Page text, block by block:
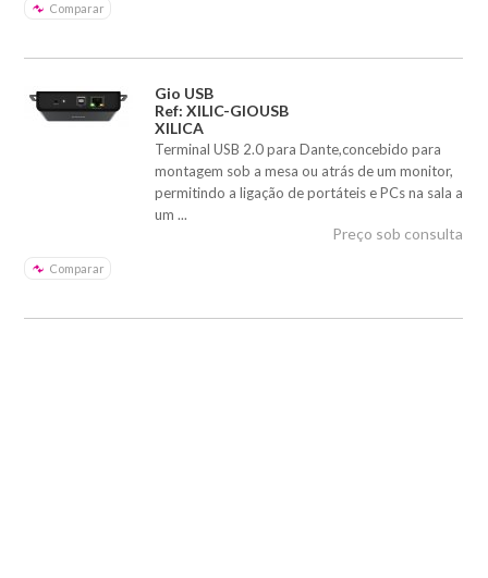
Comparar
Gio USB
Ref: XILIC-GIOUSB
XILICA
Terminal USB 2.0 para Dante,concebido para
montagem sob a mesa ou atrás de um monitor,
permitindo a ligação de portáteis e PCs na sala a
um ...
Comparar
Preço sob consulta